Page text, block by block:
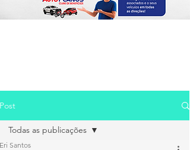
Post
Todas as publicações
Eri Santos